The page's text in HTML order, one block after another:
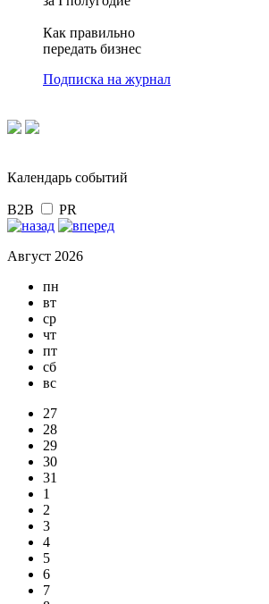
Как правильно
передать бизнес
Подписка на журнал
Календарь событий
B2B PR
Август 2026
пн
вт
ср
чт
пт
сб
вс
27
28
29
30
31
1
2
3
4
5
6
7